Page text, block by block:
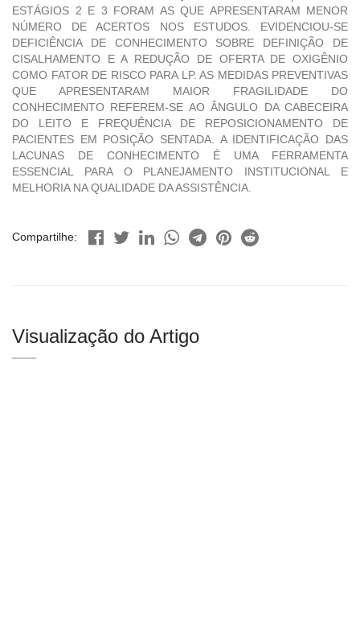
ESTÁGIOS 2 E 3 FORAM AS QUE APRESENTARAM MENOR
NÚMERO DE ACERTOS NOS ESTUDOS. EVIDENCIOU-SE
DEFICIÊNCIA DE CONHECIMENTO SOBRE DEFINIÇÃO DE
CISALHAMENTO E A REDUÇÃO DE OFERTA DE OXIGÊNIO
COMO FATOR DE RISCO PARA LP. AS MEDIDAS PREVENTIVAS
QUE APRESENTARAM MAIOR FRAGILIDADE DO
CONHECIMENTO REFEREM-SE AO ÂNGULO DA CABECEIRA
DO LEITO E FREQUÊNCIA DE REPOSICIONAMENTO DE
PACIENTES EM POSIÇÃO SENTADA. A IDENTIFICAÇÃO DAS
LACUNAS DE CONHECIMENTO É UMA FERRAMENTA
ESSENCIAL PARA O PLANEJAMENTO INSTITUCIONAL E
MELHORIA NA QUALIDADE DA ASSISTÊNCIA.
Compartilhe:
Visualização do Artigo